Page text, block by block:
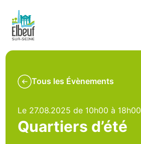
Tous les Évènements
Le 27.08.2025 de 10h00 à 18h00
Quartiers d’été